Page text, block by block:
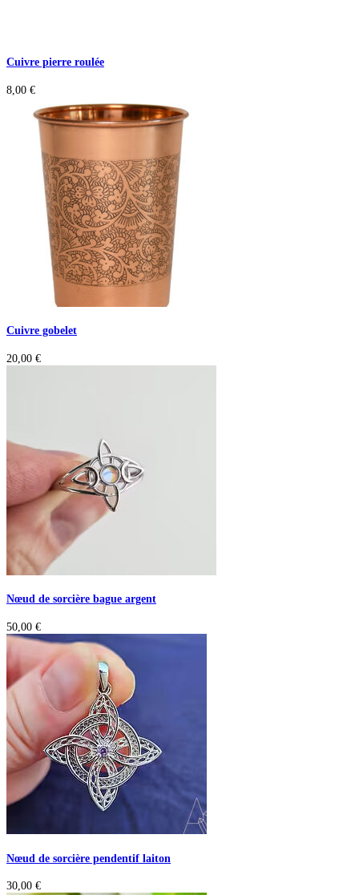
Cuivre pierre roulée
8,00 €
Cuivre gobelet
20,00 €
Nœud de sorcière bague argent
50,00 €
Nœud de sorcière pendentif laiton
30,00 €